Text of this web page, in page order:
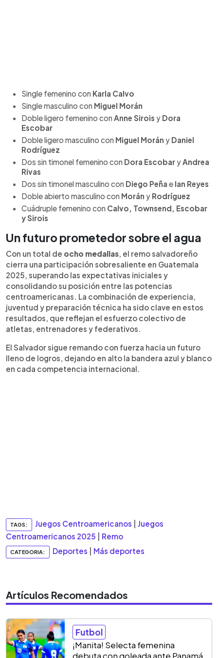
Single femenino con Karla Calvo
Single masculino con Miguel Morán
Doble ligero femenino conAnne Sirois y Dora
Escobar
Doble ligero masculino con Miguel Morán y Daniel
Rodríguez
Dos sin timonel femenino con Dora Escobar yAndrea
Rivas
Dos sin timonel masculino con Diego Peña e Ian Reyes
Doble abierto masculino con Morán y Rodríguez
Cuádruple femenino con Calvo, Townsend, Escobar
y Sirois
Un futuro prometedor sobre el agua
Con un total de ocho medallas, el remo salvadoreño
cierra una participación sobresaliente en Guatemala
2025, superando las expectativas iniciales y
consolidando su posición entre las potencias
centroamericanas. La combinación de experiencia,
juventud y preparación técnica ha sido clave en estos
resultados, que reflejan el esfuerzo colectivo de
atletas, entrenadores y federativos.
El Salvador sigue remando con fuerza hacia un futuro
lleno de logros, dejando en alto la bandera azul y blanco
en cada competencia internacional.
TAGS: Juegos Centroamericanos
Juegos
Centroamericanos 2025
Remo
CATEGORIA: Deportes Más deportes
Artículos Recomendados
Futbol
¡Manita! Selecta femenina
debuta con goleada ante Panamá